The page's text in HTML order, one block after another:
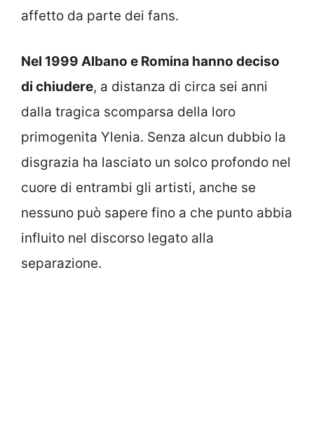
affetto da parte dei fans.
Nel 1999 Albano e Romina hanno deciso
di chiudere, a distanza di circa sei anni
dalla tragica scomparsa della loro
primogenita Ylenia. Senza alcun dubbio la
disgrazia ha lasciato un solco profondo nel
cuore di entrambi gli artisti, anche se
nessuno può sapere fino a che punto abbia
influito nel discorso legato alla
separazione.